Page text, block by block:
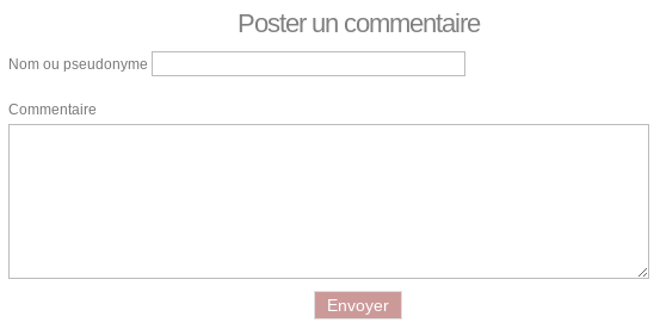
Poster un commentaire
Nom ou pseudonyme
Commentaire